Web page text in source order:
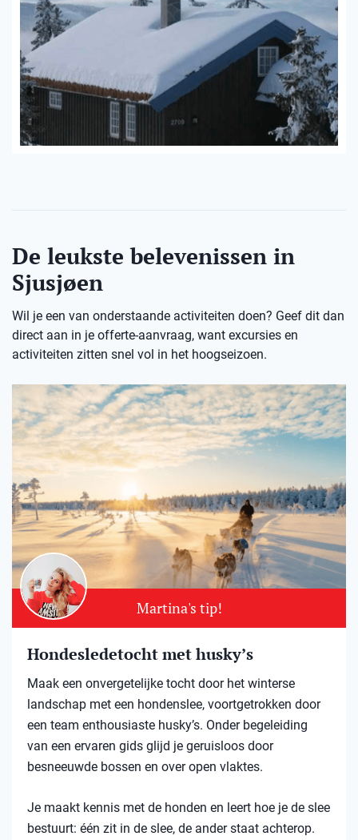
De leukste belevenissen in
Sjusjøen
Wil je een van onderstaande activiteiten doen? Geef dit dan
direct aan in je offerte-aanvraag, want excursies en
activiteiten zitten snel vol in het hoogseizoen.
Martina's tip!
Hondesledetocht met husky’s
Maak een onvergetelijke tocht door het winterse
landschap met een hondenslee, voortgetrokken door
een team enthousiaste husky’s. Onder begeleiding
van een ervaren gids glijd je geruisloos door
besneeuwde bossen en over open vlaktes.
Je maakt kennis met de honden en leert hoe je de slee
bestuurt: één zit in de slee, de ander staat achterop.